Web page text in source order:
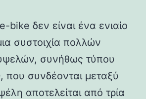
bike δεν είναι ένα ενιαίο
συστοιχία πολλών
συνήθως τύπου
που συνδέονται μεταξύ
αποτελείται από τρία